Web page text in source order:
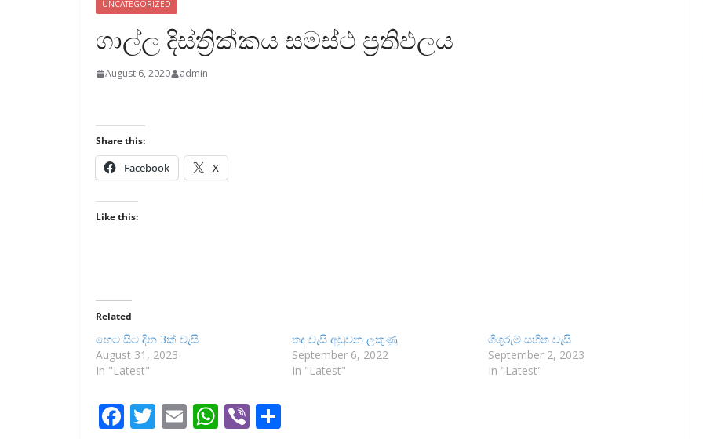
UNCATEGORIZED
ගාල්ල දිස්ත්‍රික්කය සමස්ථ ප්‍රතිඵලය
August 6, 2020 admin
Share this:
Facebook X
Like this:
Related
හෙට සිට දින 3ක් වැසි
August 31, 2023
In "Latest"
තද වැසි අඩුවන ලකුණු
September 6, 2022
In "Latest"
ගිගුරුම් සහිත වැසි
September 2, 2023
In "Latest"
F T E W Vi